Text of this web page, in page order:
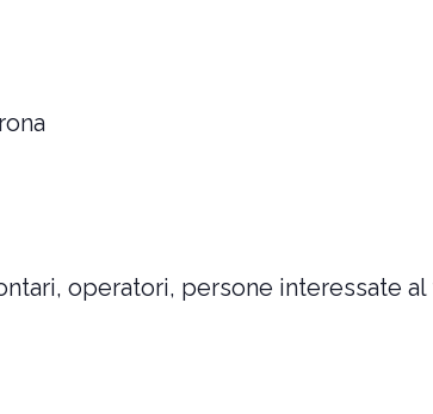
operatori, persone interessate al